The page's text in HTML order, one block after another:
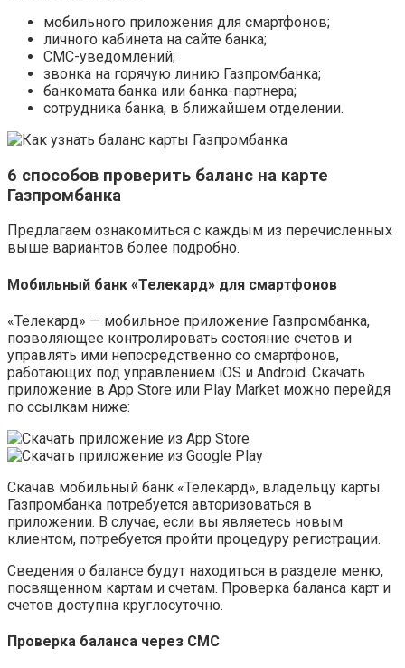
мобильного приложения для смартфонов;
личного кабинета на сайте банка;
СМС-уведомлений;
звонка на горячую линию Газпромбанка;
банкомата банка или банка-партнера;
сотрудника банка, в ближайшем отделении.
6 способов проверить баланс на карте
Газпромбанка
Предлагаем ознакомиться с каждым из перечисленных
выше вариантов более подробно.
Мобильный банк «Телекард» для смартфонов
«Телекард» — мобильное приложение Газпромбанка,
позволяющее контролировать состояние счетов и
управлять ими непосредственно со смартфонов,
работающих под управлением iOS и Android. Скачать
приложение в App Store или Play Market можно перейдя
по ссылкам ниже:
Скачав мобильный банк «Телекард», владельцу карты
Газпромбанка потребуется авторизоваться в
приложении. В случае, если вы являетесь новым
клиентом, потребуется пройти процедуру регистрации.
Сведения о балансе будут находиться в разделе меню,
посвященном картам и счетам. Проверка баланса карт и
счетов доступна круглосуточно.
Проверка баланса через СМС